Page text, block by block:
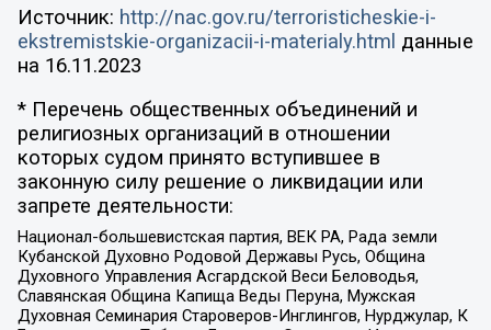
Источник: http://nac.gov.ru/terroristicheskie-i-
ekstremistskie-organizacii-i-materialy.html данные
на 16.11.2023
* Перечень общественных объединений и
религиозных организаций в отношении
которых судом принято вступившее в
законную силу решение о ликвидации или
запрете деятельности:
Национал-большевистская партия, ВЕК РА, Рада земли
Кубанской Духовно Родовой Державы Русь, Община
Духовного Управления Асгардской Веси Беловодья,
Славянская Община Капища Веды Перуна, Мужская
Духовная Семинария Староверов-Инглингов, Нурджулар, К